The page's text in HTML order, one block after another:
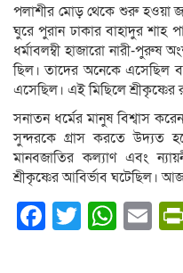
পলাশীর মোড় থেকে শুরু হওয়া
ঘুরে পুরান ঢাকার বাহাদুর শাহ
ধর্মাবলম্বী হাজারো নারী-পুরুষ
ছিল। তাদের অনেকে এসেছিল
এসেছিল। এই মিছিলে শ্রীকৃষ্ণের
সনাতন ধর্মের মানুষ বিশ্বাস
সুন্দরকে গ্রাস করতে উদ্যত
মানবজাতির কল্যাণ এবং
শ্রীকৃষ্ণের আবির্ভাব ঘটেছিল।
Facebook
Twitter